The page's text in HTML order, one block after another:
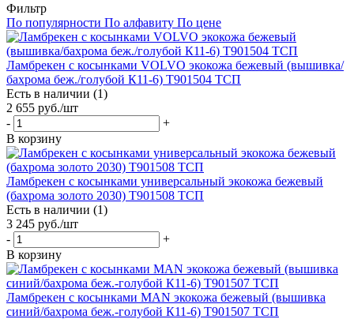
Фильтр
По популярности По алфавиту По цене
Ламбрекен с косынками VOLVO экокожа бежевый (вышивка/
бахрома беж./голубой К11-6) T901504 ТСП
Есть в наличии (1)
2 655 руб./шт
-
+
В корзину
Ламбрекен с косынками универсальный экокожа бежевый
(бахрома золото 2030) T901508 ТСП
Есть в наличии (1)
3 245 руб./шт
-
+
В корзину
Ламбрекен с косынками MAN экокожа бежевый (вышивка
синий/бахрома беж.-голубой К11-6) T901507 ТСП